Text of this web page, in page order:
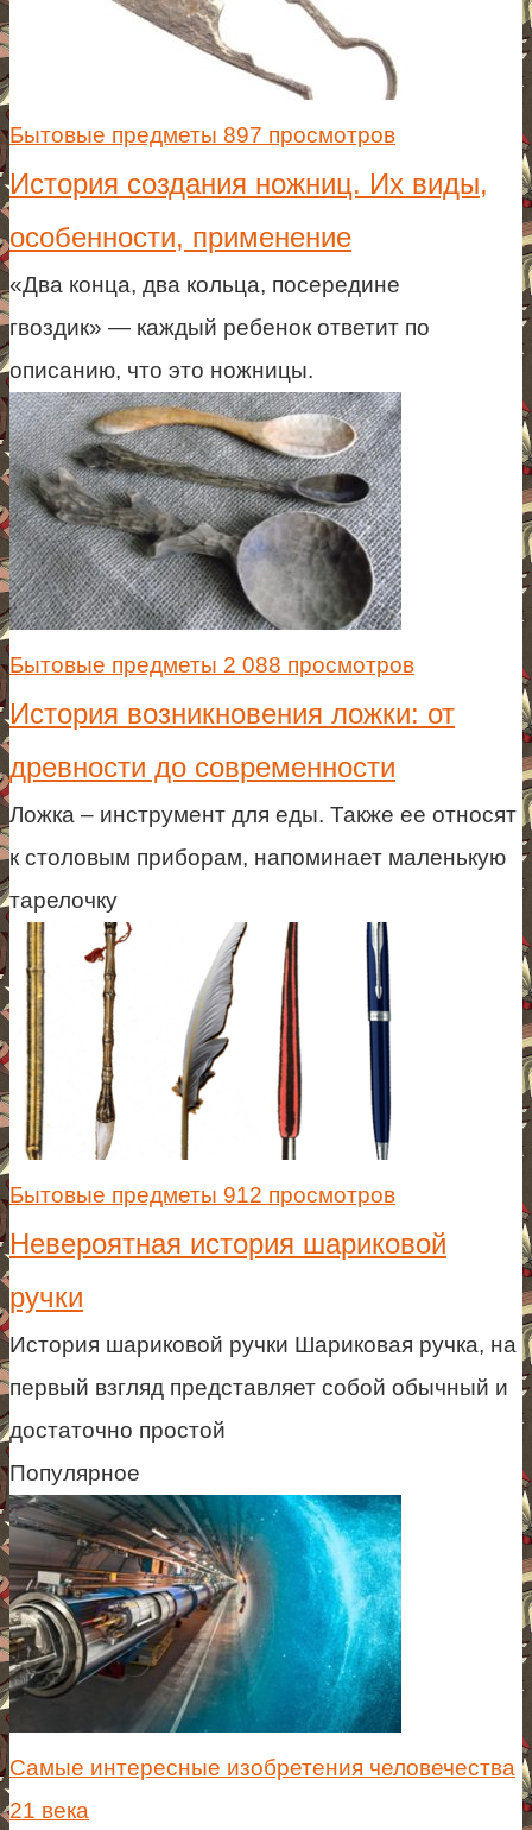
Бытовые предметы 897 просмотров
История создания ножниц. Их виды,
особенности, применение
«Два конца, два кольца, посередине
гвоздик» — каждый ребенок ответит по
описанию, что это ножницы.
Бытовые предметы 2 088 просмотров
История возникновения ложки: от
древности до современности
Ложка – инструмент для еды. Также ее относят
к столовым приборам, напоминает маленькую
тарелочку
Бытовые предметы 912 просмотров
Невероятная история шариковой
ручки
История шариковой ручки Шариковая ручка, на
первый взгляд представляет собой обычный и
достаточно простой
Популярное
Самые интересные изобретения человечества
21 века